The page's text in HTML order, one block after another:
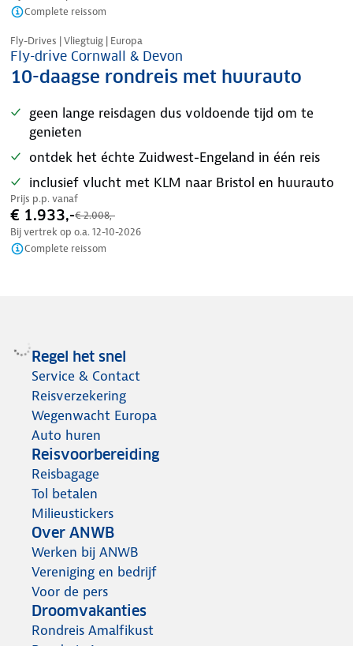
Complete reissom
Nazomer korting
Fly-Drives | Vliegtuig | Europa
Fly-drive Cornwall & Devon
10-daagse rondreis met huurauto
geen lange reisdagen dus voldoende tijd om te
genieten
ontdek het échte Zuidwest-Engeland in één reis
inclusief vlucht met KLM naar Bristol en huurauto
Prijs p.p. vanaf
€ 1.933,-€ 2.008,-
Bij vertrek op o.a. 12-10-2026
Complete reissom
Regel het snel
Service & Contact
Reisverzekering
Wegenwacht Europa
Auto huren
Reisvoorbereiding
Reisbagage
Tol betalen
Milieustickers
Over ANWB
Werken bij ANWB
Vereniging en bedrijf
Voor de pers
Droomvakanties
Rondreis Amalfikust